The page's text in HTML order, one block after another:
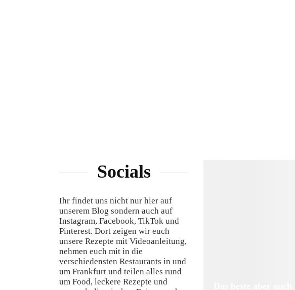
Socials
Ihr findet uns nicht nur hier auf
unserem Blog sondern auch auf
Instagram, Facebook, TikTok und
Pinterest. Dort zeigen wir euch
unsere Rezepte mit Videoanleitung,
nehmen euch mit in die
verschiedensten Restaurants in und
um Frankfurt und teilen alles rund
um Food, leckere Rezepte und